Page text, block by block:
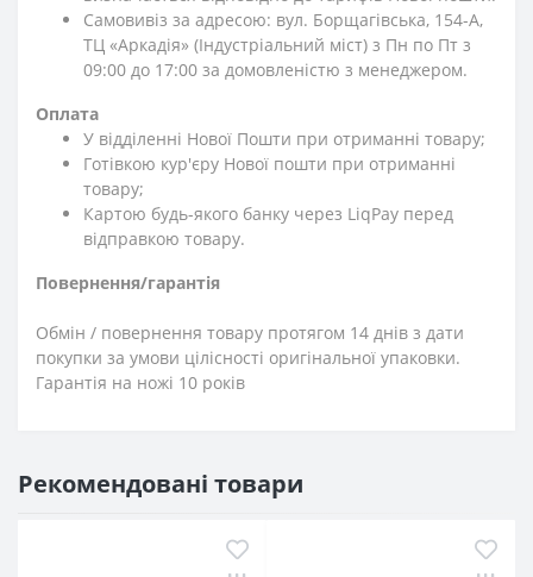
Самовивіз за адресою: вул. Борщагівська, 154-А,
ТЦ «Аркадія» (Індустріальний міст) з Пн по Пт з
09:00 до 17:00 за домовленістю з менеджером.
Оплата
У відділенні Нової Пошти при отриманні товару;
Готівкою кур'єру Нової пошти при отриманні
товару;
Картою будь-якого банку через LiqPay перед
відправкою товару.
Повернення/гарантія
Обмін / повернення товару протягом 14 днів з дати
покупки за умови цілісності оригінальної упаковки.
Гарантія на ножі 10 років
Рекомендовані товари